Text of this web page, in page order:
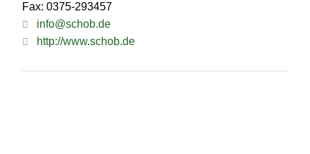
Fax: 0375-293457
info@schob.de
http://www.schob.de